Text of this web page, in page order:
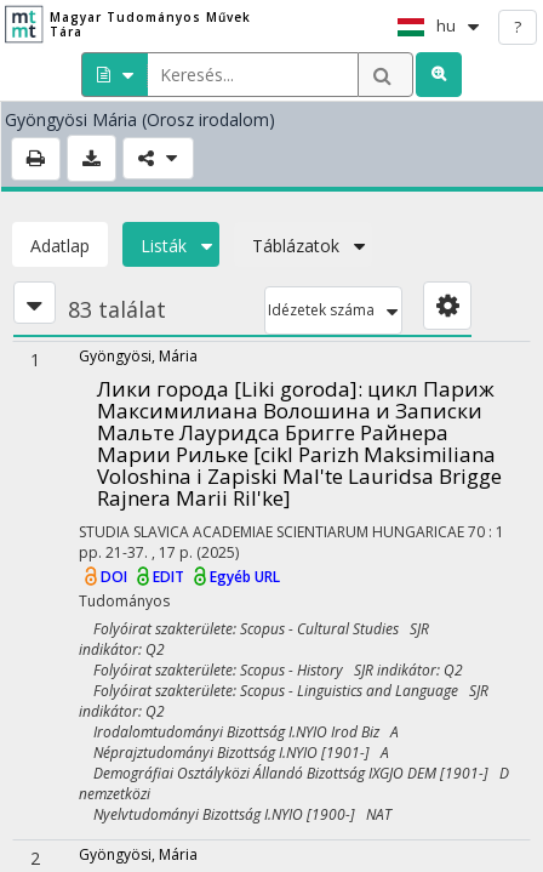
Magyar Tudományos Művek
Tára
hu ?
Gyöngyösi Mária (Orosz irodalom)
Adatlap Listák Táblázatok
83 találat Idézetek száma
1 Gyöngyösi, Mária
Лики города [Liki goroda]: цикл Париж
Максимилиана Волошина и Записки
Мальте Лауридса Бригге Райнера
Марии Рильке [cikl Parizh Maksimiliana
Voloshina i Zapiski Mal'te Lauridsa Brigge
Rajnera Marii Ril'ke]
STUDIA SLAVICA ACADEMIAE SCIENTIARUM HUNGARICAE70 : 1
pp. 21-37. , 17 p. (2025)
DOI
EDIT
Egyéb URL
Tudományos
Folyóirat szakterülete: Scopus - Cultural Studies SJR
indikátor: Q2
Folyóirat szakterülete: Scopus - History SJR indikátor: Q2
Folyóirat szakterülete: Scopus - Linguistics and Language SJR
indikátor: Q2
Irodalomtudományi Bizottság I.NYIO Irod Biz A
Néprajztudományi Bizottság I.NYIO [1901-] A
Demográfiai Osztályközi Állandó Bizottság IXGJO DEM [1901-] D
nemzetközi
Nyelvtudományi Bizottság I.NYIO [1900-] NAT
2 Gyöngyösi, Mária